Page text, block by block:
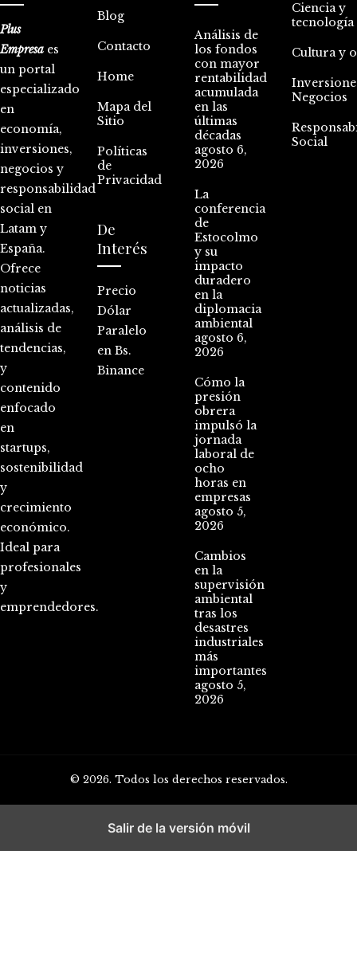
Plus
Empresa es
un portal
especializado
en
economía,
inversiones,
negocios y
responsabilidad
social en
Latam y
España.
Ofrece
noticias
actualizadas,
análisis de
tendencias,
y
contenido
enfocado
en
startups,
sostenibilidad
y
crecimiento
económico.
Ideal para
profesionales
y
emprendedores.
Blog
Contacto
Home
Mapa del
Sitio
Políticas
de
Privacidad
De
Interés
Precio
Dólar
Paralelo
en Bs.
Binance
Análisis de
los fondos
con mayor
rentabilidad
acumulada
en las
últimas
décadas
agosto 6,
2026
La
conferencia
de
Estocolmo
y su
impacto
duradero
en la
diplomacia
ambiental
agosto 6,
2026
Cómo la
presión
obrera
impulsó la
jornada
laboral de
ocho
horas en
empresas
agosto 5,
2026
Cambios
en la
supervisión
ambiental
tras los
desastres
industriales
más
importantes
agosto 5,
2026
Ciencia y
tecnología
Cultura y
Negocios
Social
© 2026. Todos los derechos reservados.
Salir de la versión móvil